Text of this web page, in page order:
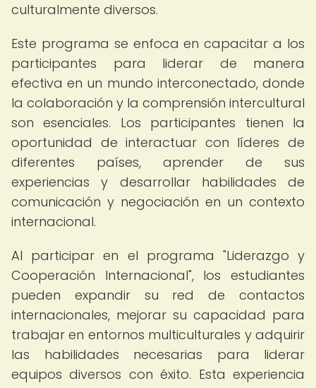
culturalmente diversos.
Este programa se enfoca en capacitar a los
participantes para liderar de manera
efectiva en un mundo interconectado, donde
la colaboración y la comprensión intercultural
son esenciales. Los participantes tienen la
oportunidad de interactuar con líderes de
diferentes países, aprender de sus
experiencias y desarrollar habilidades de
comunicación y negociación en un contexto
internacional.
Al participar en el programa "Liderazgo y
Cooperación Internacional", los estudiantes
pueden expandir su red de contactos
internacionales, mejorar su capacidad para
trabajar en entornos multiculturales y adquirir
las habilidades necesarias para liderar
equipos diversos con éxito. Esta experiencia